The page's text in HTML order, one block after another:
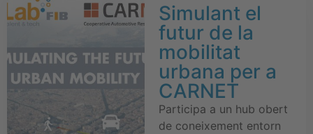
Simulant el
futur de la
mobilitat
urbana per a
CARNET
Participa a un hub obert
de coneixement entorn